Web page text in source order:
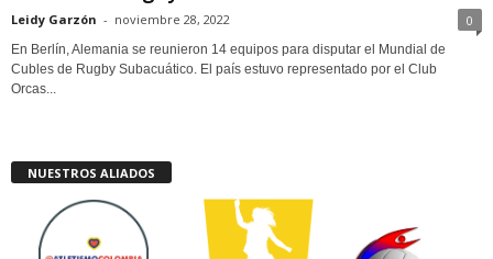
Leidy Garzón - noviembre 28, 2022 0
En Berlín, Alemania se reunieron 14 equipos para disputar el Mundial de
Cubles de Rugby Subacuático. El país estuvo representado por el Club
Orcas...
NUESTROS ALIADOS